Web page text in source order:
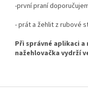
-první praní
- prát a žehlit z rubové
Při správné aplikaci
nažehlovačka vydrží